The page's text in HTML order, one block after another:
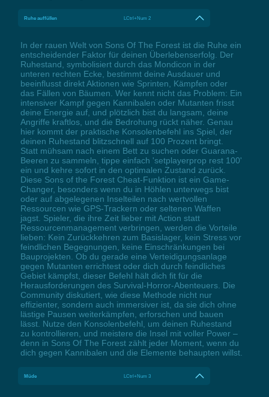
Ruhe auffüllen LCtrl+Num 2
In der rauen Welt von Sons Of The Forest ist die Ruhe ein
entscheidender Faktor für deinen Überlebenserfolg. Der
Ruhestand, symbolisiert durch das Mondicon in der
unteren rechten Ecke, bestimmt deine Ausdauer und
beeinflusst direkt Aktionen wie Sprinten, Kämpfen oder
das Fällen von Bäumen. Wer kennt nicht das Problem: Ein
intensiver Kampf gegen Kannibalen oder Mutanten frisst
deine Energie auf, und plötzlich bist du langsam, deine
Angriffe kraftlos, und die Bedrohung rückt näher. Genau
hier kommt der praktische Konsolenbefehl ins Spiel, der
deinen Ruhestand blitzschnell auf 100 Prozent bringt.
Statt mühsam nach einem Bett zu suchen oder Guarana-
Beeren zu sammeln, tippe einfach 'setplayerprop rest 100'
ein und kehre sofort in den optimalen Zustand zurück.
Diese Sons of the Forest Cheat-Funktion ist ein Game-
Changer, besonders wenn du in Höhlen unterwegs bist
oder auf abgelegenen Inselteilen nach wertvollen
Ressourcen wie GPS-Trackern oder seltenen Waffen
jagst. Spieler, die ihre Zeit lieber mit Action statt
Ressourcenmanagement verbringen, werden die Vorteile
lieben: Kein Zurückkehren zum Basislager, kein Stress vor
feindlichen Begegnungen, keine Einschränkungen bei
Bauprojekten. Ob du gerade eine Verteidigungsanlage
gegen Mutanten errichtest oder dich durch feindliches
Gebiet kämpfst, dieser Befehl hält dich fit für die
Herausforderungen des Survival-Horror-Abenteuers. Die
Community diskutiert, wie diese Methode nicht nur
effizienter, sondern auch immersiver ist, da sie dich ohne
lästige Pausen weiterkämpfen, erforschen und bauen
lässt. Nutze den Konsolenbefehl, um deinen Ruhestand
zu kontrollieren, und meistere die Insel mit voller Power –
denn in Sons Of The Forest zählt jeder Moment, wenn du
dich gegen Kannibalen und die Elemente behaupten willst.
Müde LCtrl+Num 3